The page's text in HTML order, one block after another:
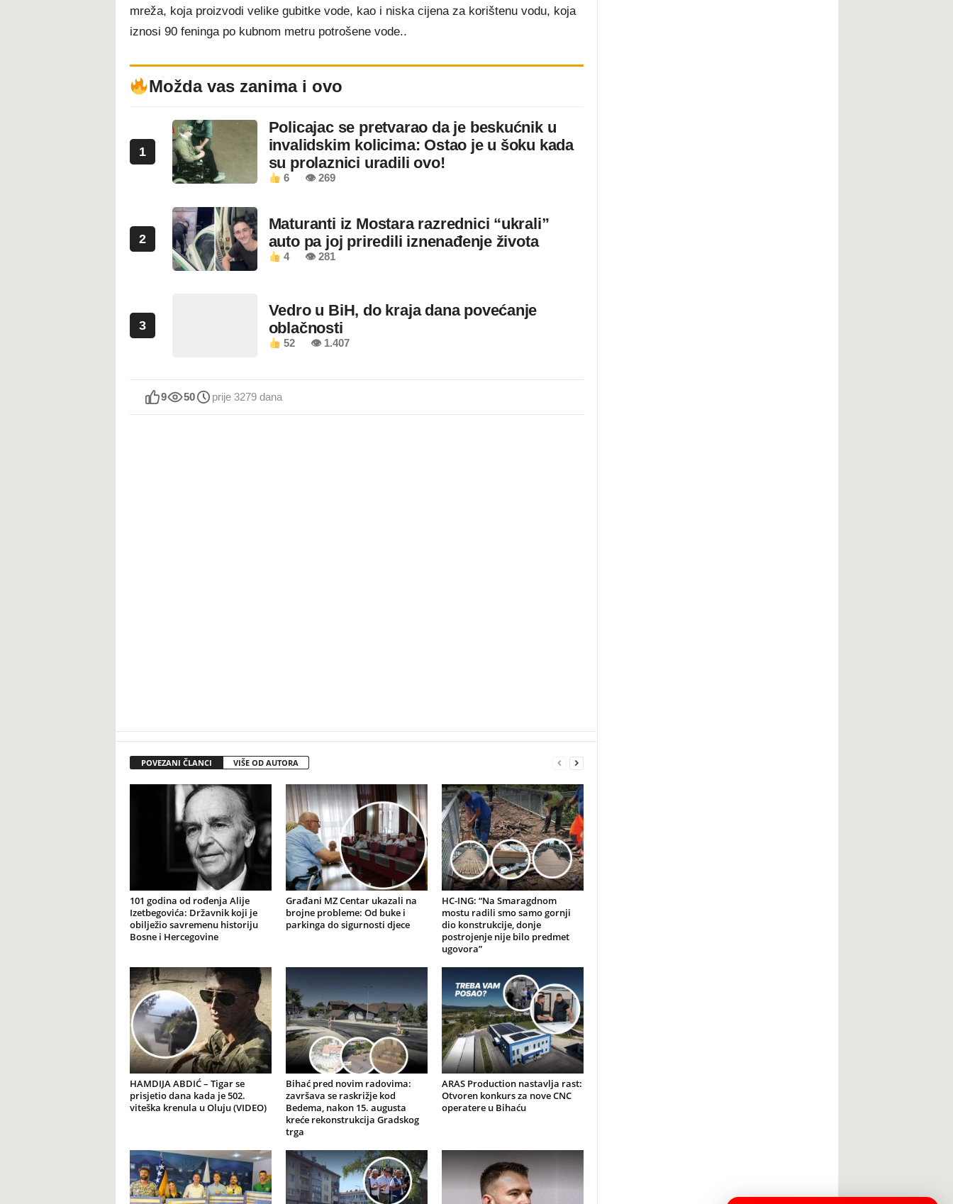
mreža, koja proizvodi velike gubitke vode, kao i niska cijena za korištenu vodu, koja
iznosi 90 feninga po kubnom metru potrošene vode..
Možda vas zanima i ovo
1
Policajac se pretvarao da je beskućnik u
invalidskim kolicima: Ostao je u šoku kada
su prolaznici uradili ovo!
6 👁 269
2
Maturanti iz Mostara razrednici “ukrali”
auto pa joj priredili iznenađenje života
4 👁 281
3
Vedro u BiH, do kraja dana povećanje
oblačnosti
52 👁 1.407
9 50 prije 3279 dana
POVEZANI ČLANCI VIŠE OD AUTORA
101 godina od rođenja Alije
Izetbegovića: Državnik koji je
obilježio savremenu historiju
Bosne i Hercegovine
Građani MZ Centar ukazali na
brojne probleme: Od buke i
parkinga do sigurnosti djece
HC-ING: “Na Smaragdnom
mostu radili smo samo gornji
dio konstrukcije, donje
postrojenje nije bilo predmet
ugovora”
HAMDIJA ABDIĆ – Tigar se
prisjetio dana kada je 502.
viteška krenula u Oluju (VIDEO)
Bihać pred novim radovima:
završava se raskrižje kod
Bedema, nakon 15. augusta
kreće rekonstrukcija Gradskog
trga
ARAS Production nastavlja rast:
Otvoren konkurs za nove CNC
operatere u Bihaću